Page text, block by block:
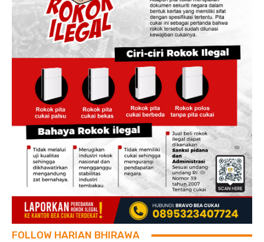
FOLLOW HARIAN BHIRAWA